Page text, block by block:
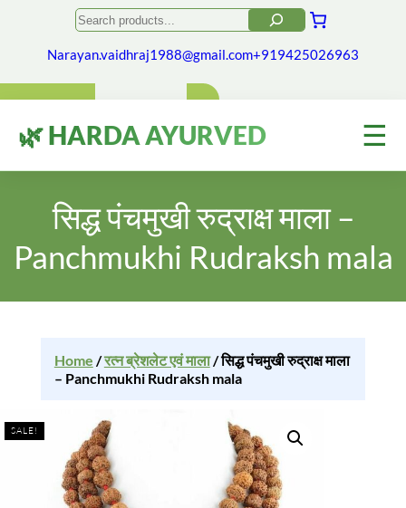
Search
Narayan.vaidhraj1988@gmail.com+919425026963
🌿 HARDA AYURVED ☰
सिद्ध पंचमुखी रुद्राक्ष माला –
Panchmukhi Rudraksh mala
Home /रत्न ब्रेशलेट एवं माला/ सिद्ध पंचमुखी रुद्राक्ष माला
– Panchmukhi Rudraksh mala
SALE!